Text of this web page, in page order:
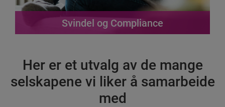
Svindel og Compliance
Compliance
Les mer
Her er et utvalg av de mange
selskapene vi liker å samarbeide
med